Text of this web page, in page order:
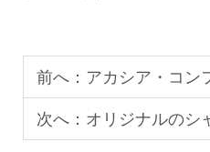
前へ： アカシア・コンフューサ vs. アカシア・マン
次へ： オリジナルのシャルキュートリ